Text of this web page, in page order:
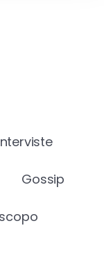
Gossip